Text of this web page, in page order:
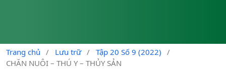
Trang chủ / Lưu trữ / Tập 20 Số 9 (2022)
/
CHĂN NUÔI – THÚ Y – THỦY SẢN